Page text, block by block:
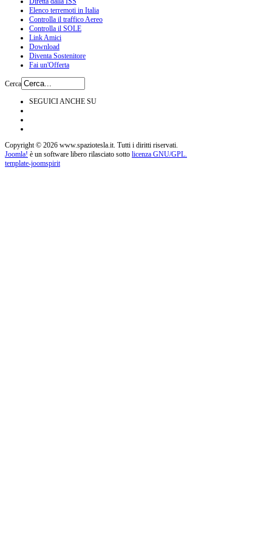
Elenco terremoti in Italia
Controlla il traffico Aereo
Controlla il SOLE
Link Amici
Download
Diventa Sostenitore
Fai un'Offerta
Cerca
SEGUICI ANCHE SU
Copyright © 2026 www.spaziotesla.it. Tutti i diritti riservati.
Joomla! è un software libero rilasciato sotto licenza GNU/GPL.
template-joomspirit